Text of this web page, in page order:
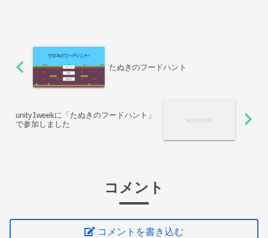
たぬきのフードハント
unity1weekに「たぬきのフードハント」
で参加しました
コメント
コメントを書き込む